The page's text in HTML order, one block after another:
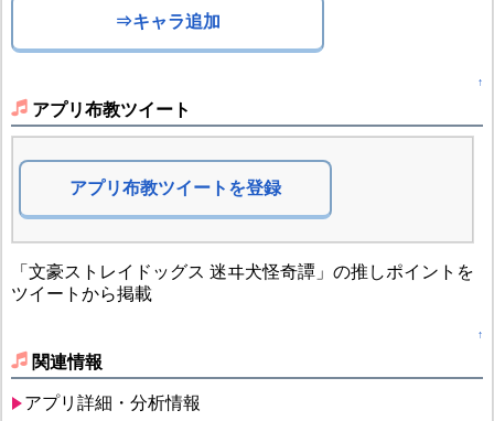
⇒キャラ追加
↑
アプリ布教ツイート
アプリ布教ツイートを登録
「文豪ストレイドッグス 迷ヰ犬怪奇譚」の推しポイントを
ツイートから掲載
↑
関連情報
アプリ詳細・分析情報